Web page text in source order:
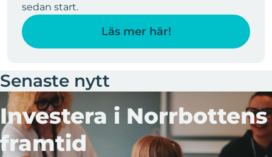
sedan start.
Läs mer här!
Senaste nytt
Investera i Norrbottens
framtid